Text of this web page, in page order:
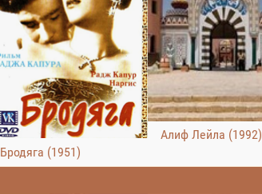
Бродяга (1951)
Алиф Лейла (1992)